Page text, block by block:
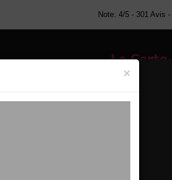
Note: 4/5 - 301 Avis -
La Carte
×